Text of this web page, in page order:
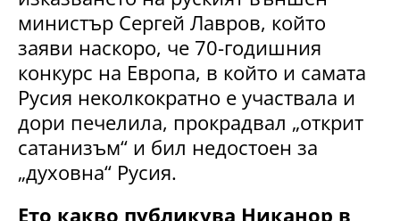
министър Сергей Лавров, който
заяви наскоро, че 70-годишния
конкурс на Европа, в който и самата
Русия неколкократно е участвала и
дори печелила, прокрадвал „открит
сатанизъм“ и бил недостоен за
„духовна“ Русия.
Ето какво публикува Никанор в